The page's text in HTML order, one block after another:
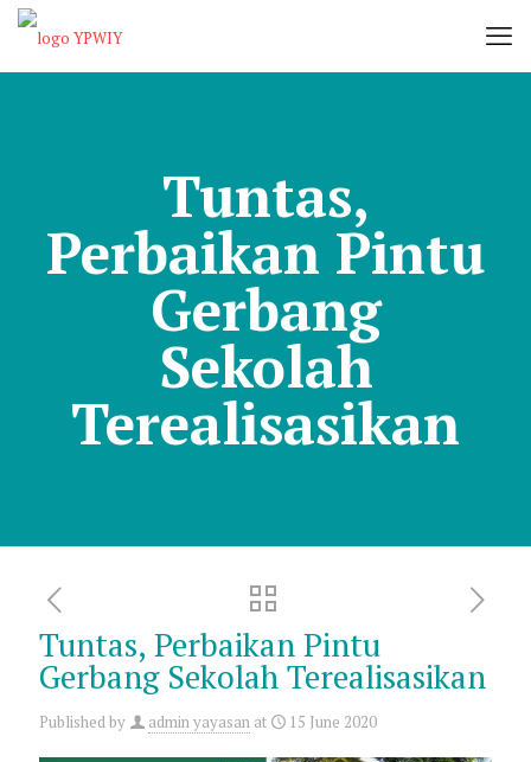
Tuntas,
Perbaikan Pintu
Gerbang
Sekolah
Terealisasikan
Tuntas, Perbaikan Pintu
Gerbang Sekolah Terealisasikan
Published by admin yayasan at 15 June 2020